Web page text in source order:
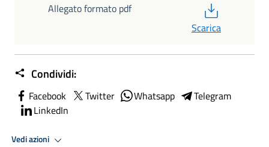
Allegato formato pdf
Scarica
Condividi:
Facebook Twitter Whatsapp
Telegram
LinkedIn
Vedi azioni